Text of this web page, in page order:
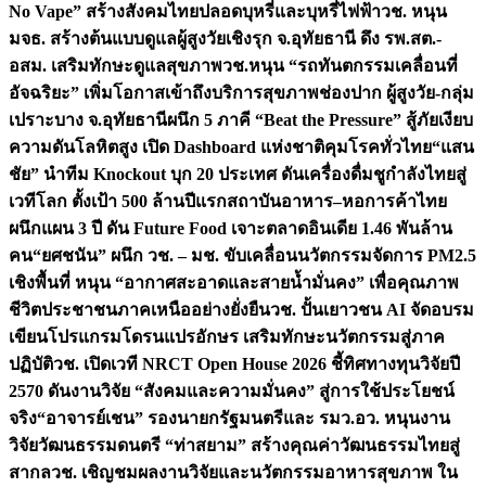
No Vape” สร้างสังคมไทยปลอดบุหรี่และบุหรี่ไฟฟ้าวช. หนุน
มจธ. สร้างต้นแบบดูแลผู้สูงวัยเชิงรุก จ.อุทัยธานี ดึง รพ.สต.-
อสม. เสริมทักษะดูแลสุขภาพวช.หนุน “รถทันตกรรมเคลื่อนที่
อัจฉริยะ” เพิ่มโอกาสเข้าถึงบริการสุขภาพช่องปาก ผู้สูงวัย-กลุ่ม
เปราะบาง จ.อุทัยธานีผนึก 5 ภาคี “Beat the Pressure” สู้ภัยเงียบ
ความดันโลหิตสูง เปิด Dashboard แห่งชาติคุมโรคทั่วไทย“แสน
ชัย” นำทีม Knockout บุก 20 ประเทศ ดันเครื่องดื่มชูกำลังไทยสู่
เวทีโลก ตั้งเป้า 500 ล้านปีแรกสถาบันอาหาร–หอการค้าไทย
ผนึกแผน 3 ปี ดัน Future Food เจาะตลาดอินเดีย 1.46 พันล้าน
คน“ยศชนัน” ผนึก วช. – มช. ขับเคลื่อนนวัตกรรมจัดการ PM2.5
เชิงพื้นที่ หนุน “อากาศสะอาดและสายน้ำมั่นคง” เพื่อคุณภาพ
ชีวิตประชาชนภาคเหนืออย่างยั่งยืนวช. ปั้นเยาวชน AI จัดอบรม
เขียนโปรแกรมโดรนแปรอักษร เสริมทักษะนวัตกรรมสู่ภาค
ปฏิบัติวช. เปิดเวที NRCT Open House 2026 ชี้ทิศทางทุนวิจัยปี
2570 ดันงานวิจัย “สังคมและความมั่นคง” สู่การใช้ประโยชน์
จริง“อาจารย์เชน” รองนายกรัฐมนตรีและ รมว.อว. หนุนงาน
วิจัยวัฒนธรรมดนตรี “ท่าสยาม” สร้างคุณค่าวัฒนธรรมไทยสู่
สากลวช. เชิญชมผลงานวิจัยและนวัตกรรมอาหารสุขภาพ ใน